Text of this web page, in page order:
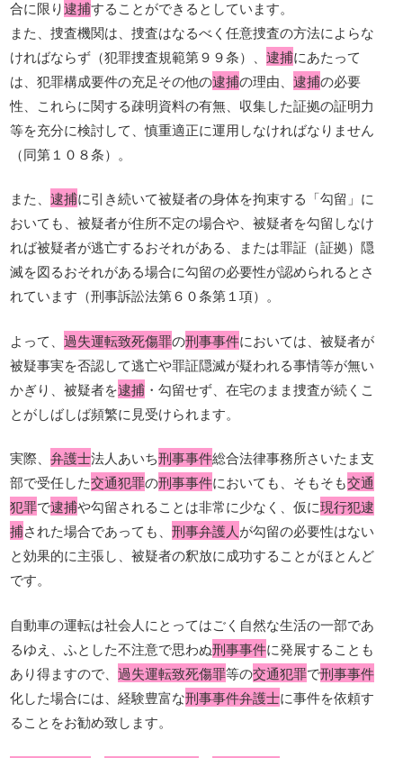
合に限り逮捕することができるとしています。
また、捜査機関は、捜査はなるべく任意捜査の方法によらな
ければならず（犯罪捜査規範第９９条）、逮捕にあたって
は、犯罪構成要件の充足その他の逮捕の理由、逮捕の必要
性、これらに関する疎明資料の有無、収集した証拠の証明力
等を充分に検討して、慎重適正に運用しなければなりません
（同第１０８条）。
また、逮捕に引き続いて被疑者の身体を拘束する「勾留」に
おいても、被疑者が住所不定の場合や、被疑者を勾留しなけ
れば被疑者が逃亡するおそれがある、または罪証（証拠）隠
滅を図るおそれがある場合に勾留の必要性が認められるとさ
れています（刑事訴訟法第６０条第１項）。
よって、過失運転致死傷罪の刑事事件においては、被疑者が
被疑事実を否認して逃亡や罪証隠滅が疑われる事情等が無い
かぎり、被疑者を逮捕 ・勾留せず、在宅のまま捜査が続くこ
とがしばしば頻繁に見受けられます。
実際、弁護士法人あいち刑事事件総合法律事務所さいたま支
部で受任した交通犯罪の刑事事件においても、そもそも交通
犯罪で逮捕や勾留されることは非常に少なく、仮に現行犯逮
捕された場合であっても、刑事弁護人が勾留の必要性はない
と効果的に主張し、被疑者の釈放に成功することがほとんど
です。
自動車の運転は社会人にとってはごく自然な生活の一部であ
るゆえ、ふとした不注意で思わぬ刑事事件に発展することも
あり得ますので、過失運転致死傷罪等の交通犯罪で刑事事件
化した場合には、経験豊富な刑事事件弁護士に事件を依頼す
ることをお勧め致します。